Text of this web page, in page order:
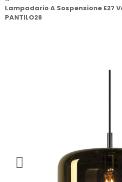
Lampadario A Sospensione E27
PANTILO28